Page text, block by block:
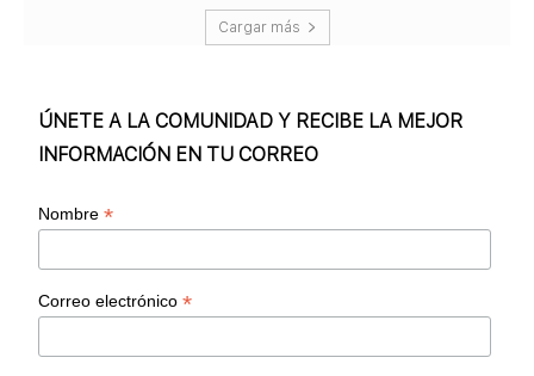
Cargar más
ÚNETE A LA COMUNIDAD Y RECIBE LA MEJOR
INFORMACIÓN EN TU CORREO
Nombre*
Correo electrónico*